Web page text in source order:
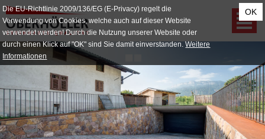
Die EU-Richtlinie 2009/136/EG (E-Privacy) regelt die
Verwendung von Cookies, welche auch auf dieser Website
verwendet werden! Durch die Nutzung unserer Website oder
durch einen Klick auf "OK" sind Sie damit einverstanden.Weitere
Informationen
OK